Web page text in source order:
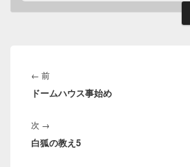
稿
ナ
ゲ
ー
シ
← 前前
の
ドームハウス事始め
次 →
の
白狐の教え5